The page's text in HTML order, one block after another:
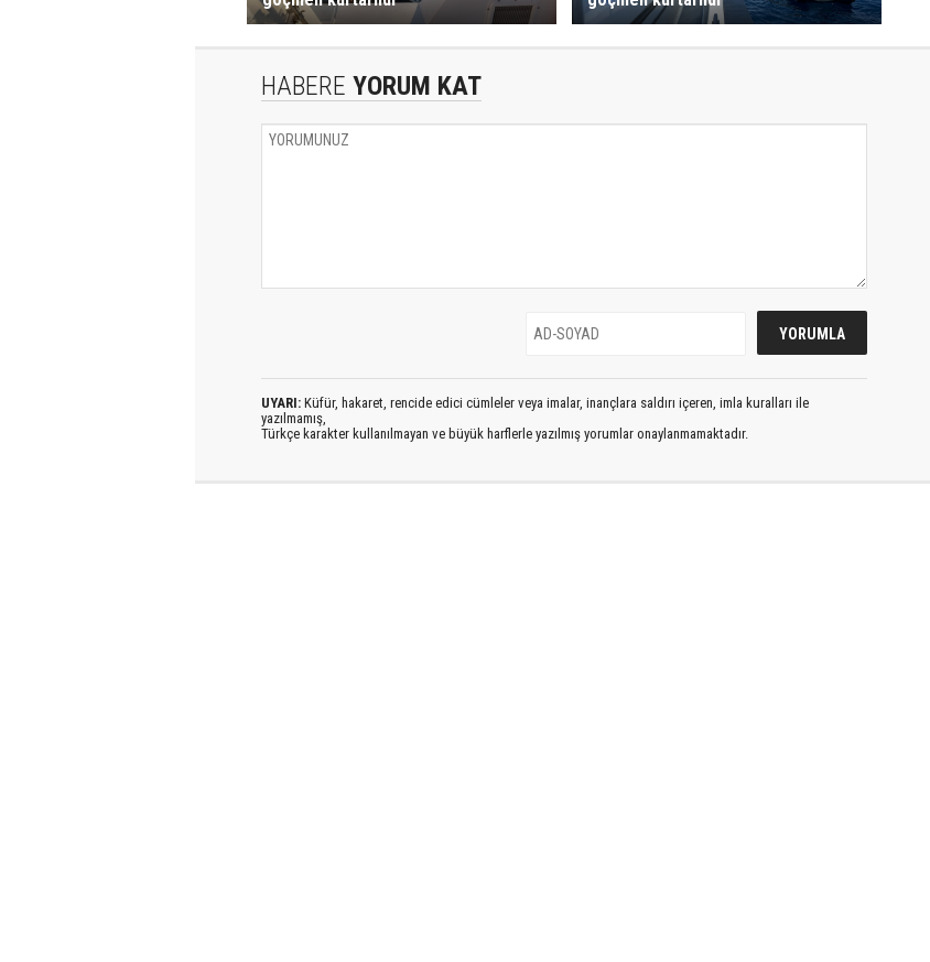
HABERE YORUM KAT
UYARI: Küfür, hakaret, rencide edici cümleler veya imalar, inançlara saldırı içeren, imla kuralları ile
yazılmamış,
Türkçe karakter kullanılmayan ve büyük harflerle yazılmış yorumlar onaylanmamaktadır.